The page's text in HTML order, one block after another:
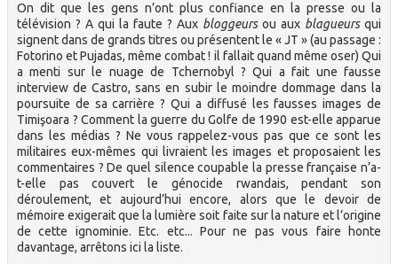
On dit que les gens n’ont plus confiance en la presse ou la
télévision ? A qui la faute ? Aux bloggeursou aux blagueursqui
signent dans de grands titres ou présentent le « JT » (au passage :
Fotorino et Pujadas, même combat ! il fallait quand même oser) Qui
a menti sur le nuage de Tchernobyl ? Qui a fait une fausse
interview de Castro, sans en subir le moindre dommage dans la
poursuite de sa carrière ? Qui a diffusé les fausses images de
Timişoara ? Comment la guerre du Golfe de 1990 est-elle apparue
dans les médias ? Ne vous rappelez-vous pas que ce sont les
militaires eux-mêmes qui livraient les images et proposaient les
commentaires ? De quel silence coupable la presse française n’a-
t-elle pas couvert le génocide rwandais, pendant son
déroulement, et aujourd’hui encore, alors que le devoir de
mémoire exigerait que la lumière soit faite sur la nature et l’origine
de cette ignominie. Etc. etc... Pour ne pas vous faire honte
davantage, arrêtons ici la liste.